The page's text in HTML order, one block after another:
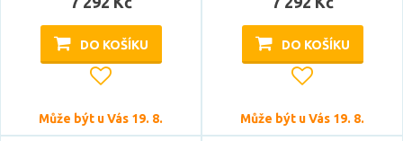
DO KOŠÍKU
Může být u Vás 19. 8.
DO KOŠÍKU
Může být u Vás 19. 8.